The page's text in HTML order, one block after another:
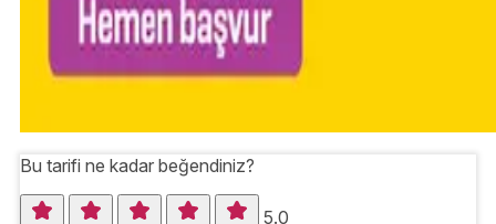
Bu tarifi ne kadar beğendiniz?
5.0